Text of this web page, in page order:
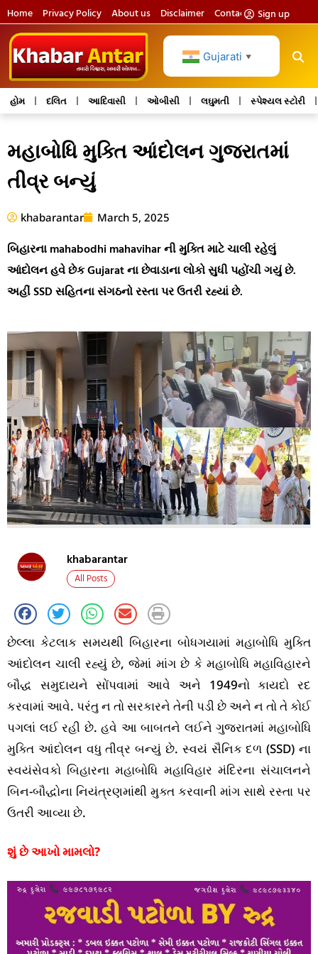
Home Privacy Policy About us Disclaimer Contact usSign up
Gujarati ▼
હોમ દલિત આદિવાસી ઓબીસી લઘુમતી સ્પેશ્યલ સ્ટોરી
મહાબોધિ મુક્તિ આંદોલન ગુજરાતમાં
તીવ્ર બન્યું
khabarantar March 5, 2025
બિહારના mahabodhi mahavihar ની મુક્તિ માટે ચાલી રહેલું
આંદોલન હવે છેક Gujarat ના છેવાડાના લોકો સુધી પહોંચી ગયું છે.
અહીં SSD સહિતના સંગઠનો રસ્તા પર ઉતરી રહ્યાં છે.
khabarantar
All Posts
છેલ્લા કેટલાક સમયથી બિહારના બોધગયામાં મહાબોધિ મુક્તિ
આંદોલન ચાલી રહ્યું છે, જેમાં માંગ છે કે મહાબોધિ મહાવિહારને
બૌદ્ધ સમુદાયને સોંપવામાં આવે અને 1949નો કાયદો રદ
કરવામાં આવે. પરંતુ ન તો સરકારને તેની પડી છે અને ન તો તે કોઈ
પગલાં લઈ રહી છે. હવે આ બાબતને લઈને ગુજરાતમાં મહાબોધિ
મુક્તિ આંદોલન વધુ તીવ્ર બન્યું છે. સ્વયં સૈનિક દળ (SSD) ના
સ્વયંસેવકો બિહારના મહાબોધિ મહાવિહાર મંદિરના સંચાલનને
બિન-બૌદ્ધોના નિયંત્રણમાંથી મુક્ત કરવાની માંગ સાથે રસ્તા પર
ઉતરી આવ્યા છે.
શું છે આખો મામલો?